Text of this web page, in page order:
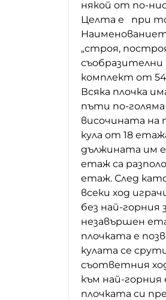
някой от по-
Целта е при
„строя,
съобразителни
комплект от
Всяка плочка
пъти по-
височината на
кула от 18
дължината им
етаж са
етаж. След
всеки ход
без най-
незавършен
плочката е
кулата се
съответния
към най-
плочката си